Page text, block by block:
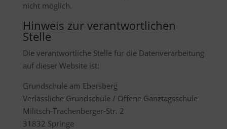
nicht möglich.
Hinweis zur verantwortlichen
Stelle
Die verantwortliche Stelle für die Datenverarbeitung
auf dieser Website ist:
Grundschule am Ebersberg
Verlässliche Grundschule / Offene Ganztagsschule
Militsch-Trachenberger-Str. 2
31832 Springe